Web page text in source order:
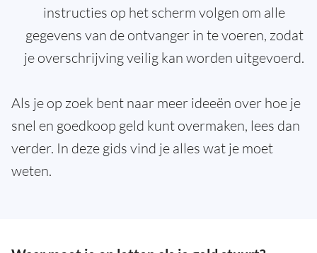
instructies op het scherm volgen om alle
gegevens van de ontvanger in te voeren, zodat
je overschrijving veilig kan worden uitgevoerd.
Als je op zoek bent naar meer ideeën over hoe je
snel en goedkoop geld kunt overmaken, lees dan
verder. In deze gids vind je alles wat je moet
weten.